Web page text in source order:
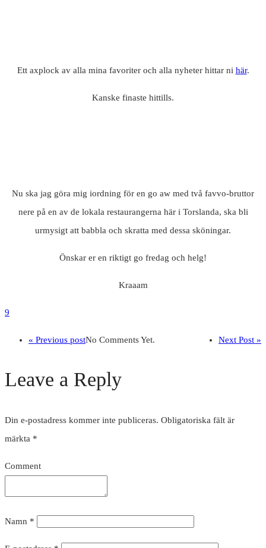
Ett axplock av alla mina favoriter och alla nyheter hittar ni här.
Kanske finaste hittills.
Nu ska jag göra mig iordning för en go aw med två favvo-bruttor
nere på en av de lokala restaurangerna här i Torslanda, ska bli
urmysigt att babbla och skratta med dessa sköningar.
Önskar er en riktigt go fredag och helg!
Kraaam
9
« Previous post Next Post »
No Comments Yet.
Leave a Reply
Din e-postadress kommer inte publiceras. Obligatoriska fält är
märkta *
Comment
Namn *